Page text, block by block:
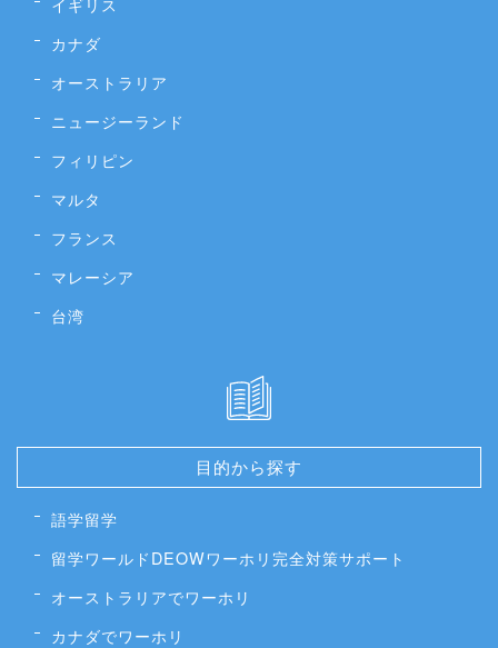
カナダ
オーストラリア
ニュージーランド
フィリピン
マルタ
フランス
マレーシア
台湾
目的から探す
語学留学
留学ワールドDEOWワーホリ完全対策サポート
オーストラリアでワーホリ
カナダでワーホリ